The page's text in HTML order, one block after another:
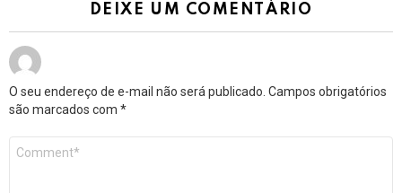
DEIXE UM COMENTÁRIO
O seu endereço de e-mail não será publicado. Campos obrigatórios
são marcados com *